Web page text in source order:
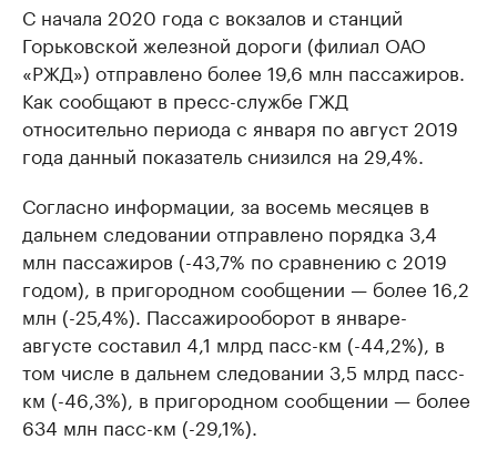
С начала 2020 года с вокзалов и станций
Горьковской железной дороги (филиал ОАО
«РЖД») отправлено более 19,6 млн пассажиров.
Как сообщают в пресс-службе ГЖД
относительно периода с января по август 2019
года данный показатель снизился на 29,4%.
Согласно информации, за восемь месяцев в
дальнем следовании отправлено порядка 3,4
млн пассажиров (-43,7% по сравнению с 2019
годом), в пригородном сообщении — более 16,2
млн (-25,4%). Пассажирооборот в январе-
августе составил 4,1 млрд пасс-км (-44,2%), в
том числе в дальнем следовании 3,5 млрд пасс-
км (-46,3%), в пригородном сообщении — более
634 млн пасс-км (-29,1%).